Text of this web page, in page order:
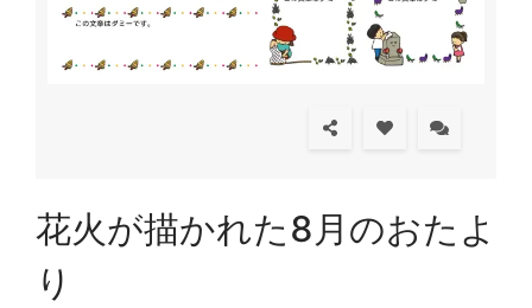
花火が描かれた8月のおたよ
り